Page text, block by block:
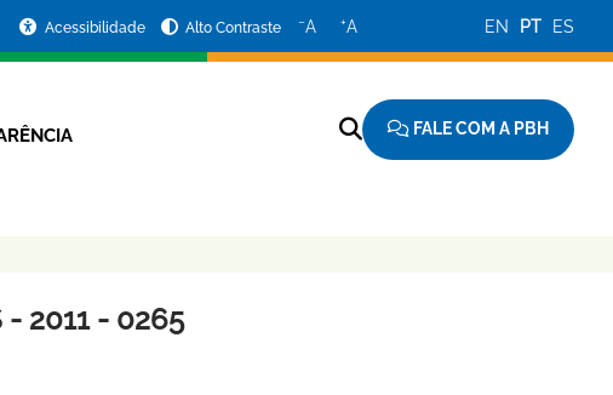
Acessibilidade Alto Contraste −A +A EN PT ES
FALE COM A PBH
- 2011 - 0265